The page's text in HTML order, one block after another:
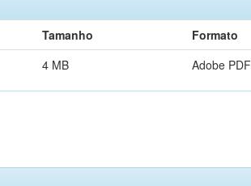
Tamanho
Formato
4 MB Adobe PDF